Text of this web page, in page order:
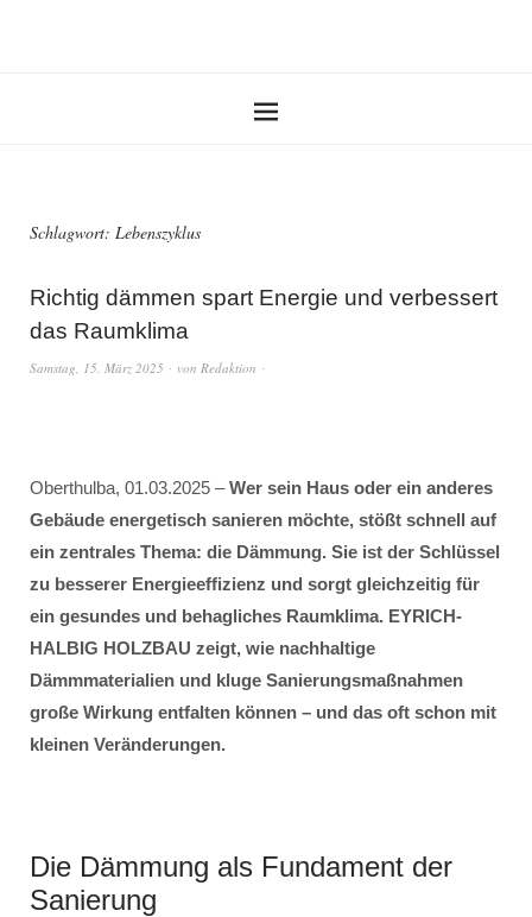
Schlagwort: Lebenszyklus
Richtig dämmen spart Energie und verbessert
das Raumklima
Samstag, 15. März 2025 von Redaktion
Oberthulba, 01.03.2025 –Wer sein Haus oder ein anderes
Gebäude energetisch sanieren möchte, stößt schnell auf
ein zentrales Thema: die Dämmung. Sie ist der Schlüssel
zu besserer Energieeffizienz und sorgt gleichzeitig für
ein gesundes und behagliches Raumklima. EYRICH-
HALBIG HOLZBAU zeigt, wie nachhaltige
Dämmmaterialien und kluge Sanierungsmaßnahmen
große Wirkung entfalten können – und das oft schon mit
kleinen Veränderungen.
Die Dämmung als Fundament der
Sanierung